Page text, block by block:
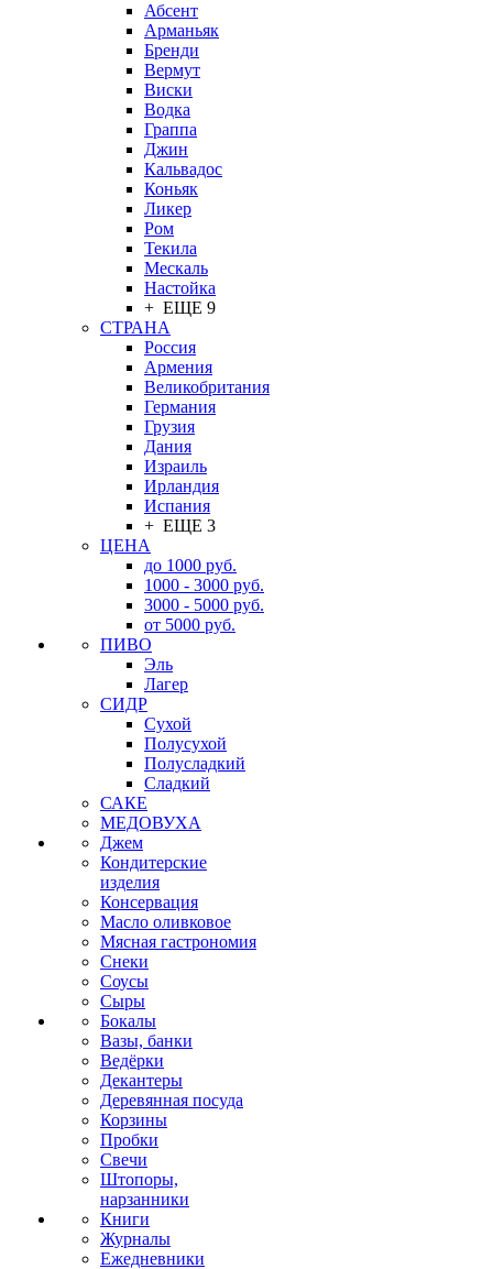
Абсент
Арманьяк
Бренди
Вермут
Виски
Водка
Граппа
Джин
Кальвадос
Коньяк
Ликер
Ром
Текила
Мескаль
Настойка
+ ЕЩЕ 9
СТРАНА
Россия
Армения
Великобритания
Германия
Грузия
Дания
Израиль
Ирландия
Испания
+ ЕЩЕ 3
ЦЕНА
до 1000 руб.
1000 - 3000 руб.
3000 - 5000 руб.
от 5000 руб.
ПИВО
Эль
Лагер
СИДР
Сухой
Полусухой
Полусладкий
Сладкий
САКЕ
МЕДОВУХА
Джем
Кондитерские
изделия
Консервация
Масло оливковое
Мясная гастрономия
Снеки
Соусы
Сыры
Бокалы
Вазы, банки
Ведёрки
Декантеры
Деревянная посуда
Корзины
Пробки
Свечи
Штопоры,
нарзанники
Книги
Журналы
Ежедневники